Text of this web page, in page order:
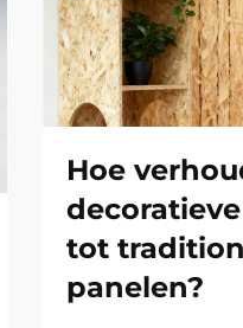
Hoe
tot
panelen?